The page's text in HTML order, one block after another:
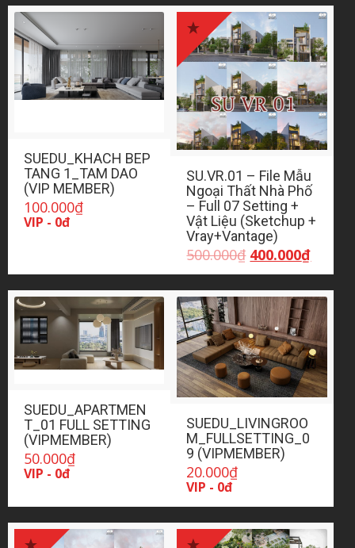
700.000₫.là:
SUEDU_KHACH BEP
TANG 1_TAM DAO
(VIP MEMBER)
100.000₫
VIP - 0đ
SU.VR.01 – File Mẫu
Ngoại Thất Nhà Phố
– Full 07 Setting +
Vật Liệu (Sketchup +
Vray+Vantage)
500.000₫ Giá
500.000₫.
400.000₫Giá
là:
SUEDU_APARTMEN
T_01 FULL SETTING
(VIPMEMBER)
50.000₫
VIP - 0đ
SUEDU_LIVINGROO
M_FULLSETTING_0
9 (VIPMEMBER)
20.000₫
VIP - 0đ